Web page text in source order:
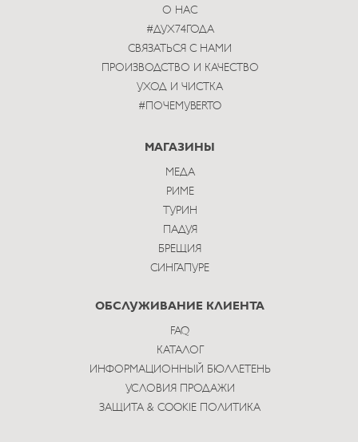
О НАС
#ДУХ74ГОДА
СВЯЗАТЬСЯ С НАМИ
ПРОИЗВОДСТВО И КАЧЕСТВО
УХОД И ЧИСТКА
#ПОЧЕМУBERTO
МАГАЗИНЫ
МЕДА
РИМЕ
ТУРИН
ПАДУЯ
БРЕЩИЯ
СИНГАПУРЕ
ОБСЛУЖИВАНИЕ КЛИЕНТА
FAQ
КАТАЛОГ
ИНФОРМАЦИОННЫЙ БЮЛЛЕТЕНЬ
УСЛОВИЯ ПРОДАЖИ
ЗАЩИТА & COOKIE ПОЛИТИКА